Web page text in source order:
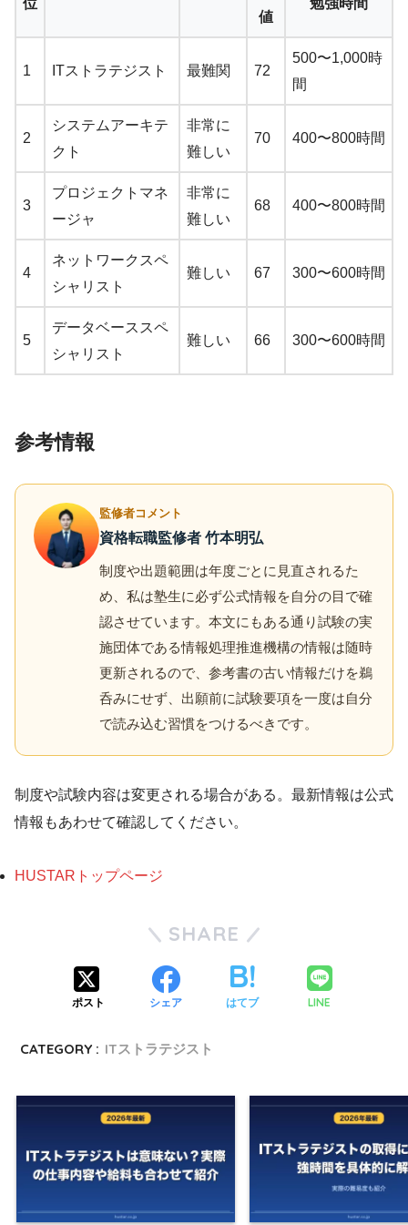
位
値
勉強時間
1 ITストラテジスト 最難関 72
500〜1,000時
間
2
システムアーキテ
クト
非常に
難しい
70 400〜800時間
3
プロジェクトマネ
ージャ
非常に
難しい
68 400〜800時間
4
ネットワークスペ
シャリスト
難しい 67 300〜600時間
5
データベーススペ
シャリスト
難しい 66 300〜600時間
参考情報
監修者コメント
資格転職監修者 竹本明弘
制度や出題範囲は年度ごとに見直されるた
め、私は塾生に必ず公式情報を自分の目で確
認させています。本文にもある通り試験の実
施団体である情報処理推進機構の情報は随時
更新されるので、参考書の古い情報だけを鵜
呑みにせず、出願前に試験要項を一度は自分
で読み込む習慣をつけるべきです。
制度や試験内容は変更される場合がある。最新情報は公式
情報もあわせて確認してください。
HUSTARトップページ
SHARE
ポスト シェア はてブ LINE
CATEGORY : ITストラテジスト